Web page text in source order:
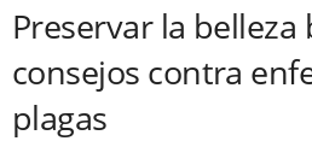
Preservar la belleza
consejos contra
plagas